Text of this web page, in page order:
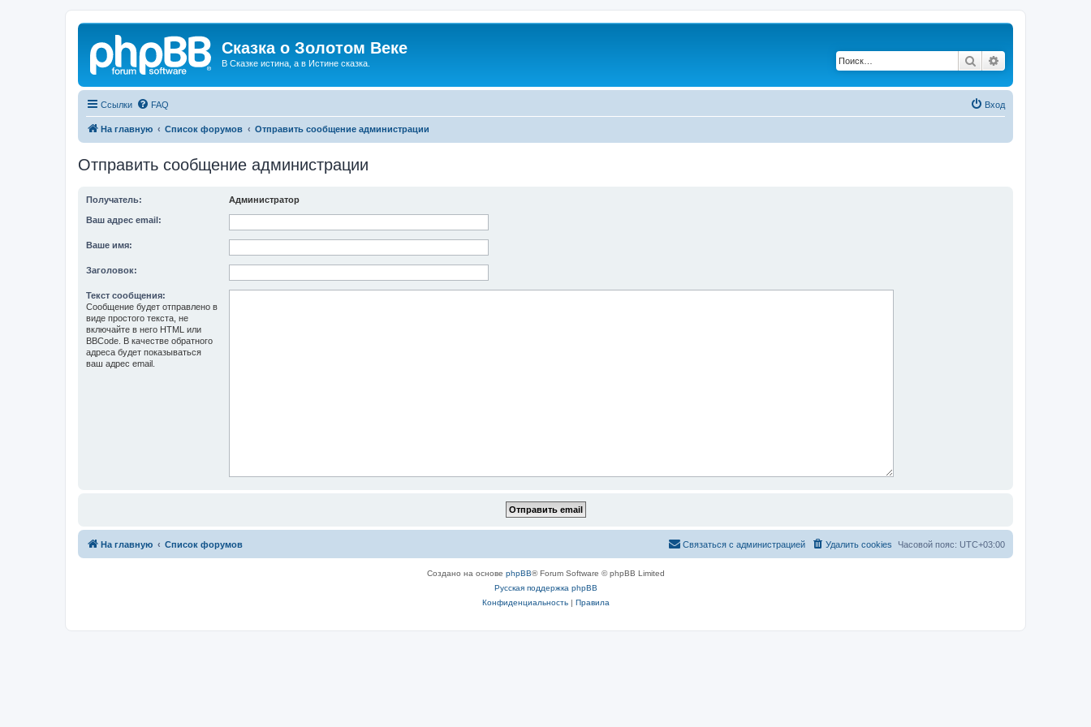
Сказка о Золотом Веке
В Сказке истина, а в Истине сказка. Поиск
Ссылки FAQ Вход
На главную Список форумов Отправить сообщение администрации
Отправить сообщение администрации
Получатель: Администратор
Ваш адрес email:
Ваше имя:
Заголовок:
Текст сообщения:
Сообщение будет отправлено в
виде простого текста, не
включайте в него HTML или
BBCode. В качестве обратного
адреса будет показываться
ваш адрес email.
На главную Список форумов Часовой пояс: UTC+03:00
Удалить cookies
Связаться с администрацией
Создано на основе phpBB® Forum Software © phpBB Limited
Русская поддержка phpBB
Конфиденциальность| Правила